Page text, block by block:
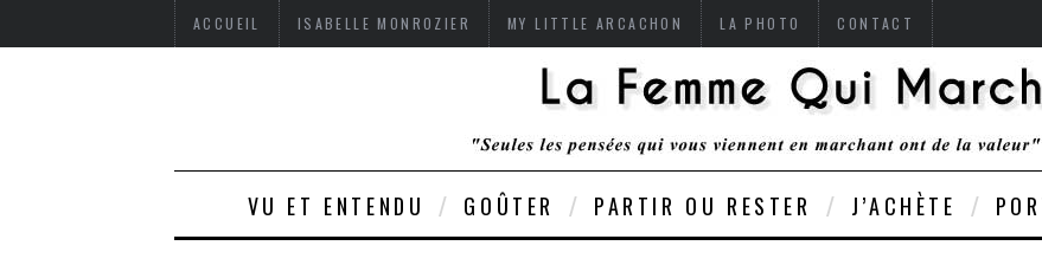
ACCUEIL ISABELLE MONROZIER MY LITTLE ARCACHON LA PHOTO CONTACT
VU ET ENTENDU GOÛTER PARTIR OU RESTER J’ACHÈTE